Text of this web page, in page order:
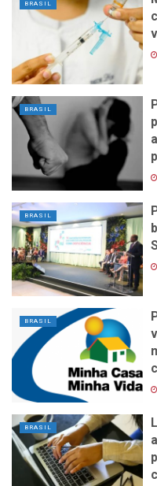
BRASIL
BRASIL
BRASIL
BRASIL
BRASIL